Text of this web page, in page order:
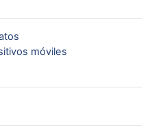
móviles